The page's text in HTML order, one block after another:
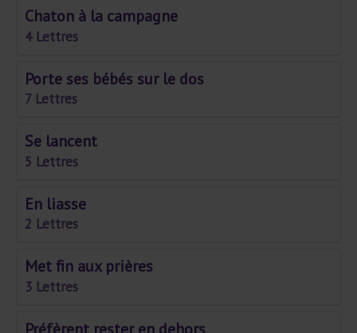
Chaton à la campagne
4 Lettres
Porte ses bébés sur le dos
7 Lettres
Se lancent
5 Lettres
En liasse
2 Lettres
Met fin aux prières
3 Lettres